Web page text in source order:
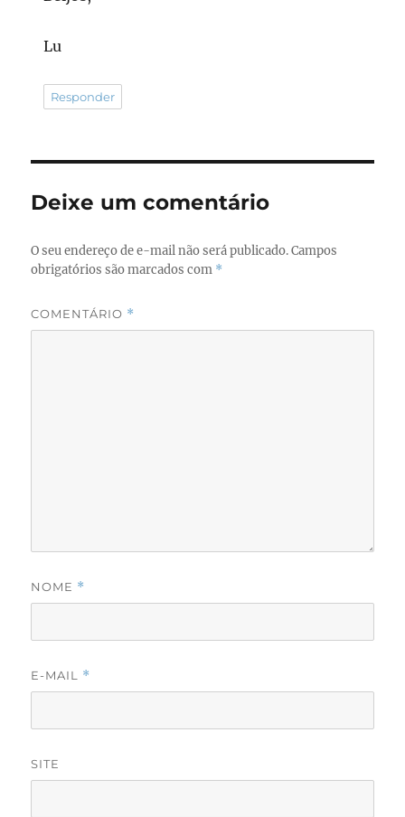
Lu
Responder
Deixe um comentário
O seu endereço de e-mail não será publicado. Campos
obrigatórios são marcados com *
COMENTÁRIO *
NOME *
E-MAIL *
SITE